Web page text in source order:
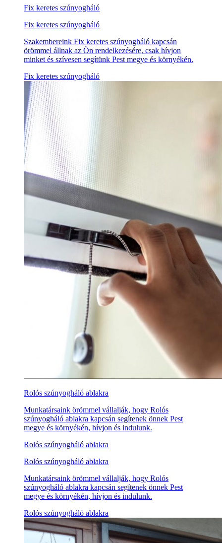
Fix keretes szúnyogháló
Fix keretes szúnyogháló
Szakembereink Fix keretes szúnyogháló kapcsán
örömmel állnak az Ön rendelkezésére, csak hívjon
minket és szívesen segítünk Pest megye és környékén.
Fix keretes szúnyogháló
Rolós szúnyogháló ablakra
Munkatársaink örömmel vállalják, hogy Rolós
szúnyogháló ablakra kapcsán segítenek önnek Pest
megye és környékén, hívjon és indulunk.
Rolós szúnyogháló ablakra
Rolós szúnyogháló ablakra
Munkatársaink örömmel vállalják, hogy Rolós
szúnyogháló ablakra kapcsán segítenek önnek Pest
megye és környékén, hívjon és indulunk.
Rolós szúnyogháló ablakra